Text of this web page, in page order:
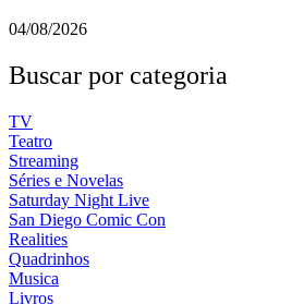
04/08/2026
Buscar por categoria
TV
Teatro
Streaming
Séries e Novelas
Saturday Night Live
San Diego Comic Con
Realities
Quadrinhos
Musica
Livros